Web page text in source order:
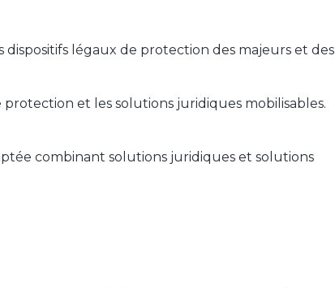
légaux de protection des majeurs et des
et les solutions juridiques mobilisables.
combinant solutions juridiques et solutions